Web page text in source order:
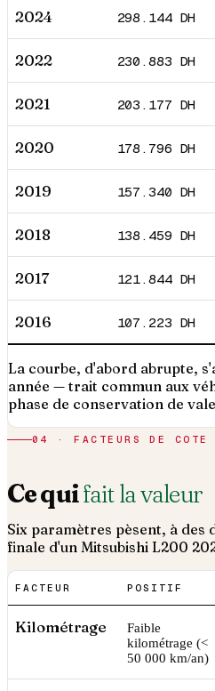
2024 298.144DH
2022 230.883 DH
2021 203.177 DH
2020 178.796 DH
2019 157.340 DH
2018 138.459 DH
2017 121.844DH
2016 107.223 DH
La courbe, d'abord abrupte,
année — trait commun aux
phase de conservation de
04 · FACTEURS DE COTE
Ce quifait la valeur
Six paramètres pèsent, à des
finale d'un Mitsubishi L200
FACTEUR POSITIF
Kilométrage
Faible
kilométrage (<
50 000 km/an)